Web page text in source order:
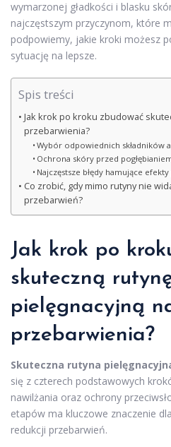
wymarzonej gładkości i blasku
najczęstszym przyczynom, które
podpowiemy, jakie kroki możesz
sytuację na lepsze.
Spis treści
Jak krok po kroku zbudować
przebarwienia?
Wybór odpowiednich składników
Ochrona skóry przed
Najczęstsze błędy hamujące
Co zrobić, gdy mimo rutyny nie
przebarwień?
Jak krok po
skuteczną
pielęgnacyjną
przebarwienia?
Skuteczna rutyna
się z czterech podstawowych
nawilżania oraz ochrony
etapów ma kluczowe znaczenie
redukcji przebarwień.